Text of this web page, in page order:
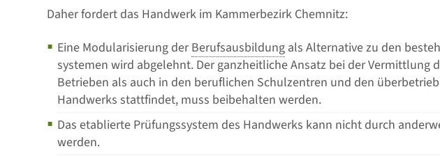
Daher fordert das Handwerk im Kammerbezirk Chemnitz:
Eine Modularisierung derBerufsausbildung als Alternative zu den
systemen wird abgelehnt. Der ganzheitliche Ansatz bei der Vermittlung
Betrieben als auch in den beruflichen Schulzentren und den
Handwerks stattfindet, muss beibehalten werden.
Das etablierte Prüfungssystem des Handwerks kann nicht durch
werden.